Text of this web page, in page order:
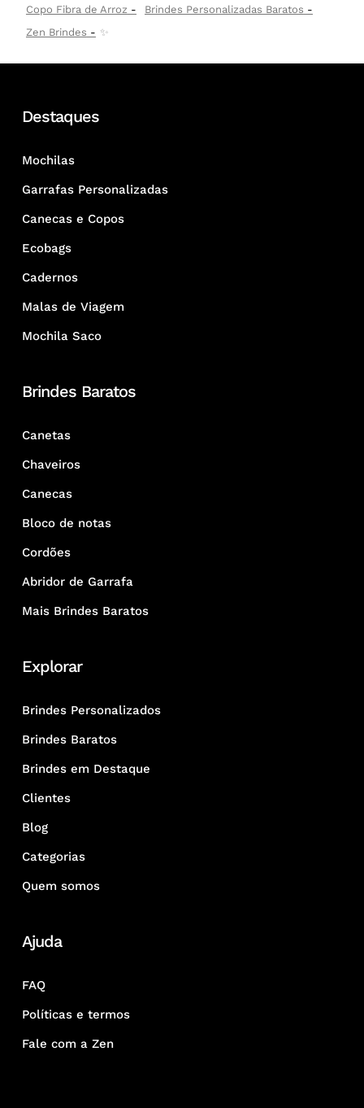
Copo Fibra de Arroz
Brindes Personalizadas Baratos
Zen Brindes
✨
Destaques
Mochilas
Garrafas Personalizadas
Canecas e Copos
Ecobags
Cadernos
Malas de Viagem
Mochila Saco
Brindes Baratos
Canetas
Chaveiros
Canecas
Bloco de notas
Cordões
Abridor de Garrafa
Mais Brindes Baratos
Explorar
Brindes Personalizados
Brindes Baratos
Brindes em Destaque
Clientes
Blog
Categorias
Quem somos
Ajuda
FAQ
Políticas e termos
Fale com a Zen